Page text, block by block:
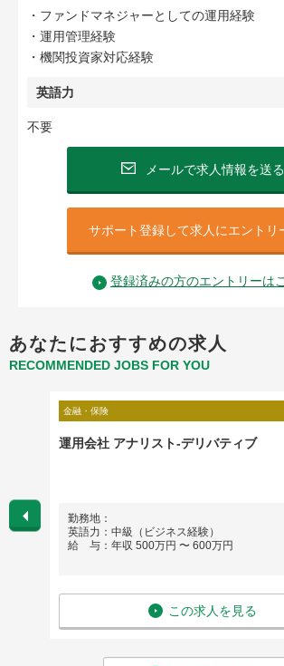
・ファンドマネジャーとしての運用経験
・運用管理経験
・機関投資家対応経験
英語力
不要
メールで求人情報を送る
サポート登録して求人にエントリ
登録済みの方のエントリーは
あなたにおすすめの求人
RECOMMENDED JOBS FOR YOU
金融・保険
運用会社 アナリスト-デリバティブ
勤務地：
英語力：中級（ビジネス経験）
給 与：年収 500万円 〜 600万円
この求人を見る